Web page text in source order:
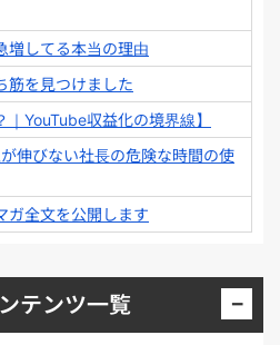
増してる本当の理由
筋を見つけました
｜YouTube収益化の境界線】
伸びない社長の危険な時間の使
ガ全文を公開します
テンツ一覧 −